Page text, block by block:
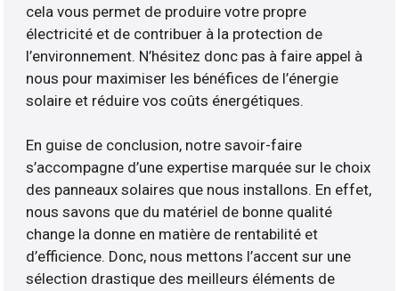
cela vous permet de produire votre propre
électricité et de contribuer à la protection de
l’environnement. N’hésitez donc pas à faire appel à
nous pour maximiser les bénéfices de l’énergie
solaire et réduire vos coûts énergétiques.
En guise de conclusion, notre savoir-faire
s’accompagne d’une expertise marquée sur le choix
des panneaux solaires que nous installons. En effet,
nous savons que du matériel de bonne qualité
change la donne en matière de rentabilité et
d’efficience. Donc, nous mettons l’accent sur une
sélection drastique des meilleurs éléments de